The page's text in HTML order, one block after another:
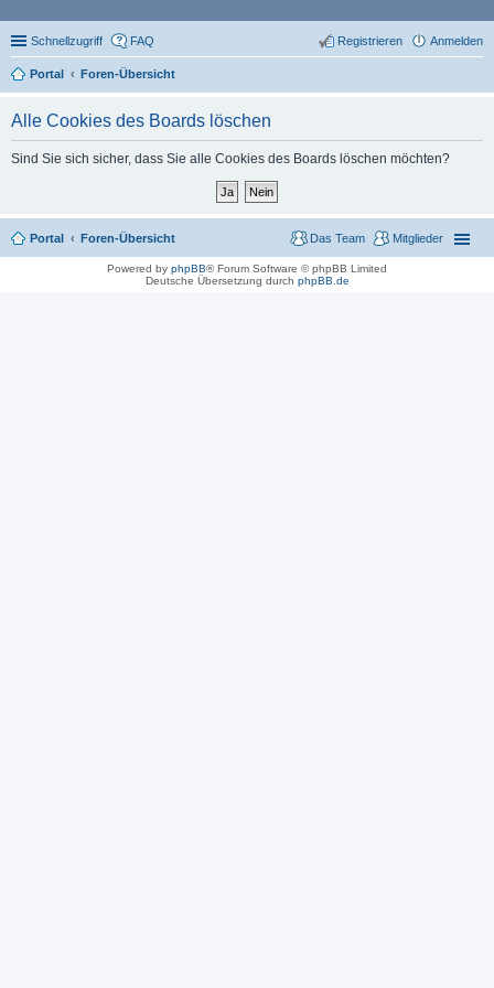
Schnellzugriff FAQ Anmelden
Registrieren
Portal Foren-Übersicht
Alle Cookies des Boards löschen
Sind Sie sich sicher, dass Sie alle Cookies des Boards löschen möchten?
Portal Foren-Übersicht Mitglieder
Das Team
Powered by phpBB® Forum Software © phpBB Limited
Deutsche Übersetzung durch phpBB.de